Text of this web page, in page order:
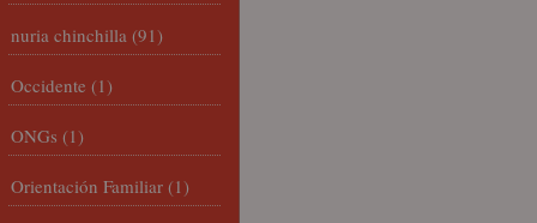
nuria chinchilla (91)
Occidente (1)
ONGs (1)
Orientación Familiar (1)